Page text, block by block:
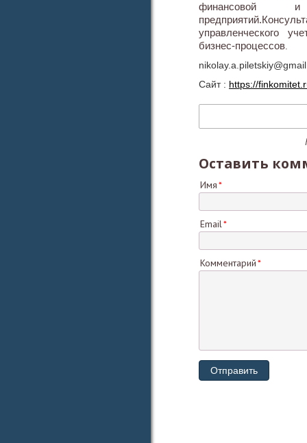
финансовой и
предприятий.
управленческого
бизнес-процессов.
Сайт : https://
Оставить
Имя
Email
Комментарий